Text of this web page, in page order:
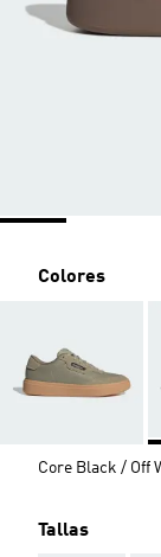
Colores
Core Black / Off
Tallas